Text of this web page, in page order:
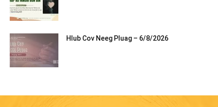
Hlub Cov Neeg Pluag – 6/8/2026